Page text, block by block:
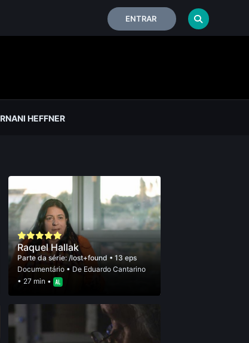
ENTRAR
HEFFNER
Raquel Hallak
Parte da série:/lost+found • 13 eps
Documentário • De Eduardo Cantarino
• 27 min •